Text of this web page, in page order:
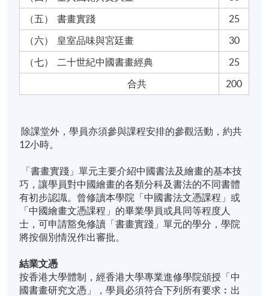
（五）書畫實踐
25
（六） 皇室品味與宮廷畫
30
（七）
二十世紀中國書畫經典
25
合共
200
除課堂外，學員亦須參與課程安排的參觀活動，約共
12小時。
「書畫實踐」單元主要介紹中國書法及繪畫的基本技
巧，讓學員對中國繪畫的各類分科及書法的不同書體
有初步認識。曾修讀本學院「中國書法文憑課程」或
「中國繪畫文憑課程」的畢業學員或具同等程度人
士，可申請豁免修讀「書畫實踐」單元的學分，學院
將按個別情況作出審批。
結業文憑
按香港大學體制，經香港大學專業進修學院頒授「中
國書畫研究文憑」，學員必須符合下列所有要求︰出